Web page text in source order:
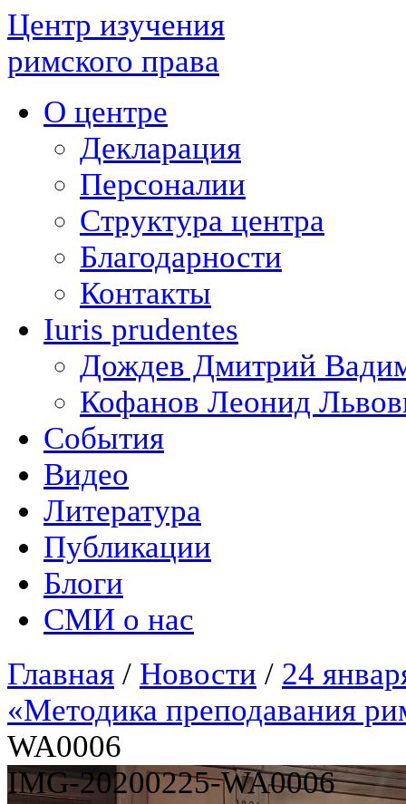
Центр изучения
римского права
О центре
Декларация
Персоналии
Структура центра
Благодарности
Контакты
Iuris prudentes
Дождев Дмитрий
Кофанов Леонид
События
Видео
Литература
Публикации
Блоги
СМИ о нас
Главная / Новости / 24
«Методика преподавания
WA0006
IMG-20200225-WA0006